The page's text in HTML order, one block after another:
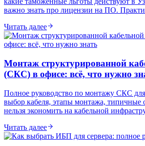
важно знать про лицензии на ПО.
Читать далее
Монтаж структурированной
(СКС) в офисе: всё, что нужно
Полное руководство по монтажу СКС
выбор кабеля, этапы монтажа,
нельзя экономить на кабельной
Читать далее